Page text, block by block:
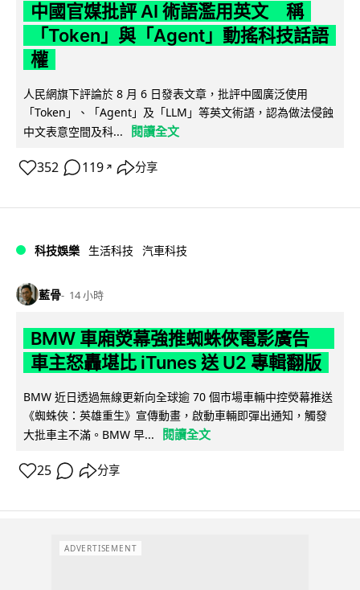
中國官媒批評 AI 術語濫用英文 稱
「Token」與「Agent」動搖科技話語
權
人民網旗下評論於 8 月 6 日發表文章，批評中國廣泛使用
「Token」、「Agent」及「LLM」等英文術語，認為做法侵蝕
中文表意空間及科...
閱讀全文
352 119 ↗ 分享
科技娛樂 生活科技 汽車科技
藍骨 14 小時
BMW 車廂熒幕強推蜘蛛俠電影廣告
車主怒轟堪比 iTunes 送 U2 專輯翻版
BMW 近日透過無線更新向全球逾 70 個市場車輛中控熒幕推送
《蜘蛛俠：英雄重生》宣傳動畫，啟動車輛即彈出通知，觸發
大批車主不滿。BMW 早...
閱讀全文
25 分享
ADVERTISEMENT